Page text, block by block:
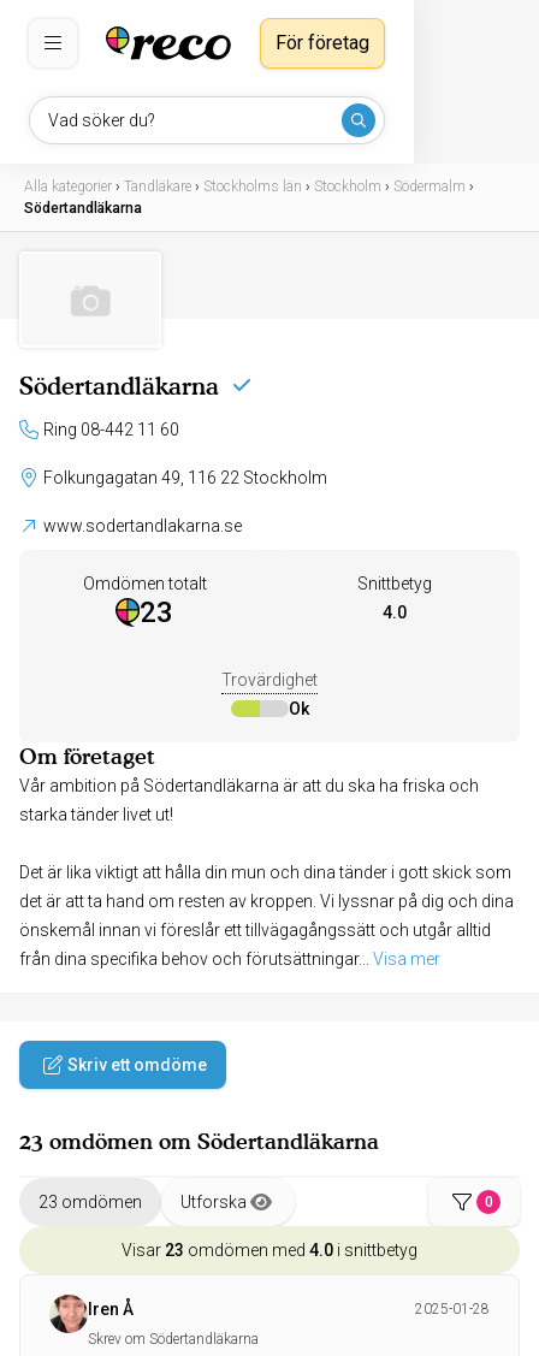
Vad söker du?
För företag
Alla kategorier › Tandläkare › Stockholms län › Stockholm › Södermalm ›
Södertandläkarna
Södertandläkarna
Ring 08-442 11 60
Folkungagatan 49, 116 22 Stockholm
www.sodertandlakarna.se
Omdömen totalt
23
Snittbetyg
4.0
Trovärdighet
Ok
Om företaget
Vår ambition på Södertandläkarna är att du ska ha friska och
starka tänder livet ut!
Det är lika viktigt att hålla din mun och dina tänder i gott skick som
det är att ta hand om resten av kroppen. Vi lyssnar på dig och dina
önskemål innan vi föreslår ett tillvägagångssätt och utgår alltid
från dina specifika behov och förutsättningar... Visa mer
Skriv ett omdöme
23 omdömen om Södertandläkarna
23 omdömen Utforska 0
Visar 23 omdömen med 4.0 i snittbetyg
Iren Å
2025-01-28
Skrev om Södertandläkarna